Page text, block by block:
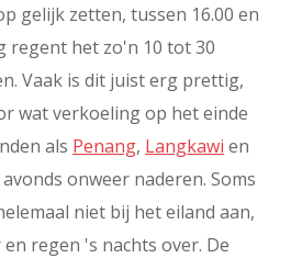
gelijk zetten, tussen 16.00 en
regent het zo'n 10 tot 30
Vaak is dit juist erg prettig,
wat verkoeling op het einde
als Penang, Langkawi en
onweer naderen. Soms
niet bij het eiland aan,
regen 's nachts over. De